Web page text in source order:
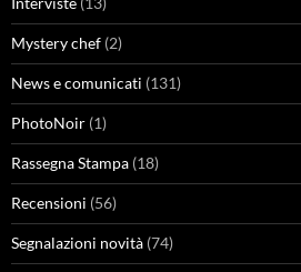
Mystery chef (2)
News e comunicati (131)
PhotoNoir (1)
Rassegna Stampa (18)
Recensioni (56)
Segnalazioni novità (74)